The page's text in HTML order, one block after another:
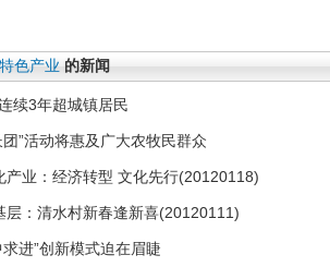
特色产业 的新闻
续3年超城镇居民
”活动将惠及广大农牧民群众
产业：经济转型 文化先行(20120118)
层：清水村新春逢新喜(20120111)
进”创新模式迫在眉睫